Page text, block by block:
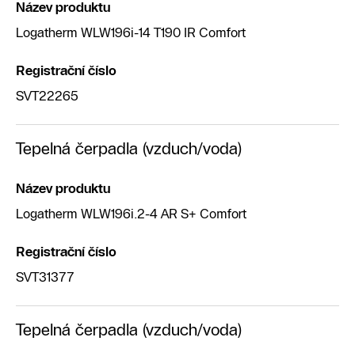
Název produktu
Logatherm WLW196i-14 T190 IR Comfort
Registrační číslo
SVT22265
Tepelná čerpadla (vzduch/voda)
Název produktu
Logatherm WLW196i.2-4 AR S+ Comfort
Registrační číslo
SVT31377
Tepelná čerpadla (vzduch/voda)